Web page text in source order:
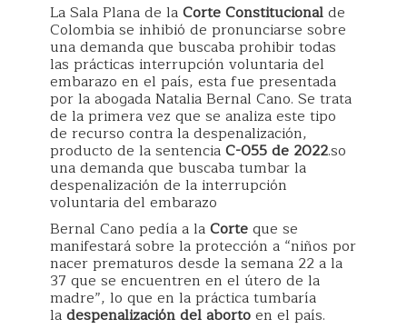
La Sala Plana de laCorte Constitucionalde
Colombia se inhibió de pronunciarse sobre
una demanda que buscaba prohibir todas
las prácticas interrupción voluntaria del
embarazo en el país, esta fue presentada
por la abogada Natalia Bernal Cano. Se trata
de la primera vez que se analiza este tipo
de recurso contra la despenalización,
producto de la sentenciaC-055 de 2022.so
una demanda que buscaba tumbar la
despenalización de la interrupción
voluntaria del embarazo
Bernal Cano pedía a laCorteque se
manifestará sobre la protección a “niños por
nacer prematuros desde la semana 22 a la
37 que se encuentren en el útero de la
madre”, lo que en la práctica tumbaría
ladespenalización del abortoen el país.